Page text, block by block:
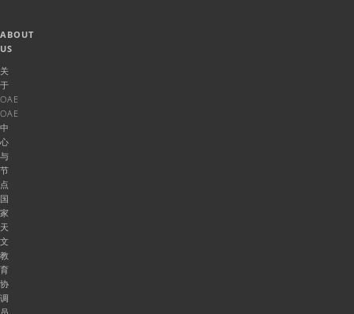
ABOUT
US
关
于
OAE
OAE
中
心
与
节
点
国
家
天
文
教
育
协
调